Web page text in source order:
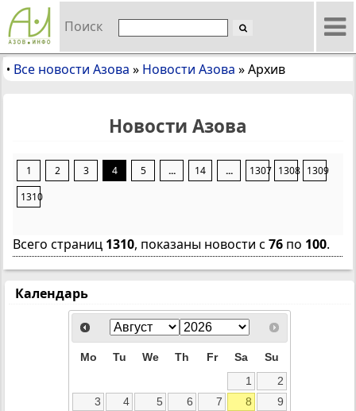
Поиск
• Все новости Азова » Новости Азова »Архив
Новости Азова
1 2 3 4 5 ... 14 ... 1307 1308 1309
1310
Всего страниц 1310, показаны новости с 76 по 100.
Календарь
Mo Tu We Th Fr Sa
Su
1
2
3
4 5 6 7 8
9